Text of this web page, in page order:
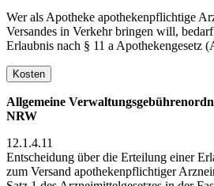
Wer als Apotheke apothekenpflichtige
Versandes in Verkehr bringen will,
Erlaubnis nach § 11 a Apothekengesetz
Kosten
Allgemeine
NRW
12.1.4.11
Entscheidung über die Erteilung einer
zum Versand apothekenpflichtiger